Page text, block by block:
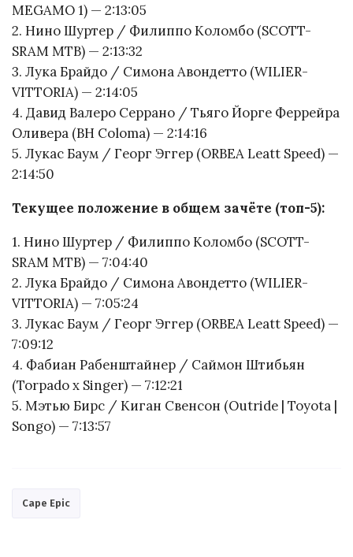
MEGAMO 1) — 2:13:05
2. Нино Шуртер / Филиппо Коломбо (SCOTT-
SRAM MTB) — 2:13:32
3. Лука Брайдо / Симона Авондетто (WILIER-
VITTORIA) — 2:14:05
4. Давид Валеро Серрано / Тьяго Йорге Феррейра
Оливера (BH Coloma) — 2:14:16
5. Лукас Баум / Георг Эггер (ORBEA Leatt Speed) —
2:14:50
Текущее положение в общем зачёте (топ-5):
1. Нино Шуртер / Филиппо Коломбо (SCOTT-
SRAM MTB) — 7:04:40
2. Лука Брайдо / Симона Авондетто (WILIER-
VITTORIA) — 7:05:24
3. Лукас Баум / Георг Эггер (ORBEA Leatt Speed) —
7:09:12
4. Фабиан Рабенштайнер / Саймон Штибьян
(Torpado x Singer) — 7:12:21
5. Мэтью Бирс / Киган Свенсон (Outride | Toyota |
Songo) — 7:13:57
Cape Epic